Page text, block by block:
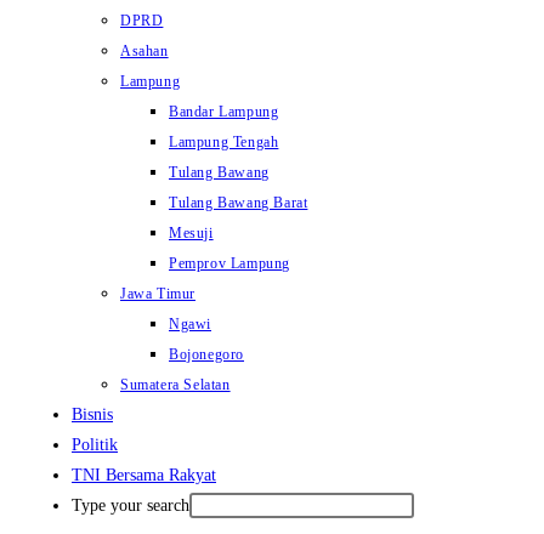
DPRD
Asahan
Lampung
Bandar Lampung
Lampung Tengah
Tulang Bawang
Tulang Bawang Barat
Mesuji
Pemprov Lampung
Jawa Timur
Ngawi
Bojonegoro
Sumatera Selatan
Bisnis
Politik
TNI Bersama Rakyat
Type your search